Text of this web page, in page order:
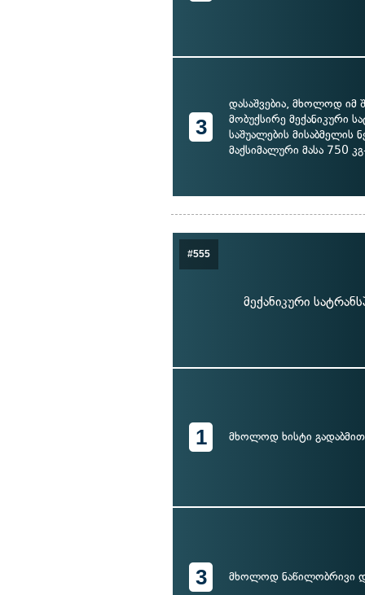
3
დასაშვებია, მხოლოდ იმ
მობუქსირე მექანიკური
საშუალების მისაბმელის
მაქსიმალური მასა 750
#555
მექანიკური
1 მხოლოდ ხისტი გადაბმით
3 მხოლოდ ნაწილობრივი